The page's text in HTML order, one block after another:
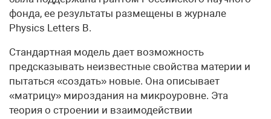
фонда, ее результаты размещены в журнале
Physics Letters B.
Стандартная модель дает возможность
предсказывать неизвестные свойства материи и
пытаться «создать» новые. Она описывает
«матрицу» мироздания на микроуровне. Эта
теория о строении и взаимодействии